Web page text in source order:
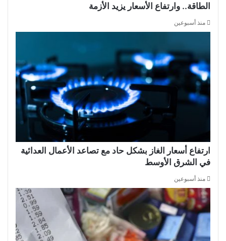
الطاقة.. وارتفاع الأسعار يزيد الأزمة
منذ أسبوعين
ارتفاع أسعار الغاز بشكل حاد مع تصاعد الأعمال العدائية
في الشرق الأوسط
منذ أسبوعين